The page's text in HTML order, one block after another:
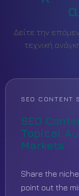
Δείτε την
τεχνική
SEO CONTENT
SEO
Topical
Markets
Share the
point out the